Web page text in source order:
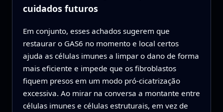
cuidados futuros
Em conjunto, esses achados sugerem que
restaurar o GAS6 no momento e local certos
ajuda as células imunes a limpar o dano de forma
mais eficiente e impede que os fibroblastos
fiquem presos em um modo pró-cicatrização
excessiva. Ao mirar na conversa a montante entre
células imunes e células estruturais, em vez de